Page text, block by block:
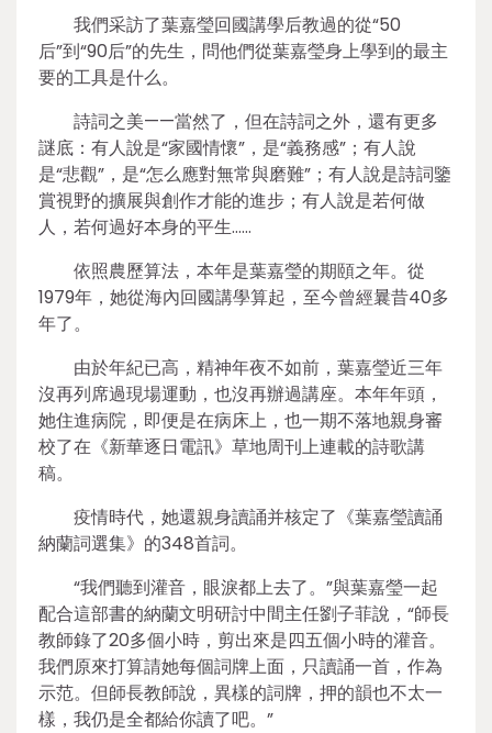
我們采訪了葉嘉瑩回國講學后教過的從“50
后”到“90后”的先生，問他們從葉嘉瑩身上學到的最主
要的工具是什么。
詩詞之美——當然了，但在詩詞之外，還有更多
謎底：有人說是“家國情懷”，是“義務感”；有人說
是“悲觀”，是“怎么應對無常與磨難”；有人說是詩詞鑒
賞視野的擴展與創作才能的進步；有人說是若何做
人，若何過好本身的平生……
依照農歷算法，本年是葉嘉瑩的期頤之年。從
1979年，她從海內回國講學算起，至今曾經曩昔40多
年了。
由於年紀已高，精神年夜不如前，葉嘉瑩近三年
沒再列席過現場運動，也沒再辦過講座。本年年頭，
她住進病院，即便是在病床上，也一期不落地親身審
校了在《新華逐日電訊》草地周刊上連載的詩歌講
稿。
疫情時代，她還親身讀誦并核定了《葉嘉瑩讀誦
納蘭詞選集》的348首詞。
“我們聽到灌音，眼淚都上去了。”與葉嘉瑩一起
配合這部書的納蘭文明研討中間主任劉子菲說，“師長
教師錄了20多個小時，剪出來是四五個小時的灌音。
我們原來打算請她每個詞牌上面，只讀誦一首，作為
示范。但師長教師說，異樣的詞牌，押的韻也不太一
樣，我仍是全都給你讀了吧。”